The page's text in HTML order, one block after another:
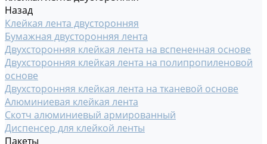
Назад
Клейкая лента двусторонняя
Бумажная двусторонняя лента
Двухсторонняя клейкая лента на вспененная основе
Двухсторонняя клейкая лента на полипропиленовой
основе
Двухсторонняя клейкая лента на тканевой основе
Алюминиевая клейкая лента
Скотч алюминиевый армированный
Диспенсер для клейкой ленты
Пакеты